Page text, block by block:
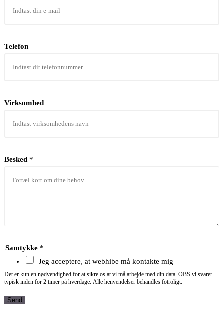
Telefon
o
a
n
E
-
Virksomhed
Besked *
Samtykke *
Jeg acceptere, at webhibe må kontakte mig
Det er kun en nødvendighed for at sikre os at vi må arbejde med din data. OBS vi svarer
typisk inden for 2 timer på hverdage. Alle henvendelser behandles fotroligt.
Send